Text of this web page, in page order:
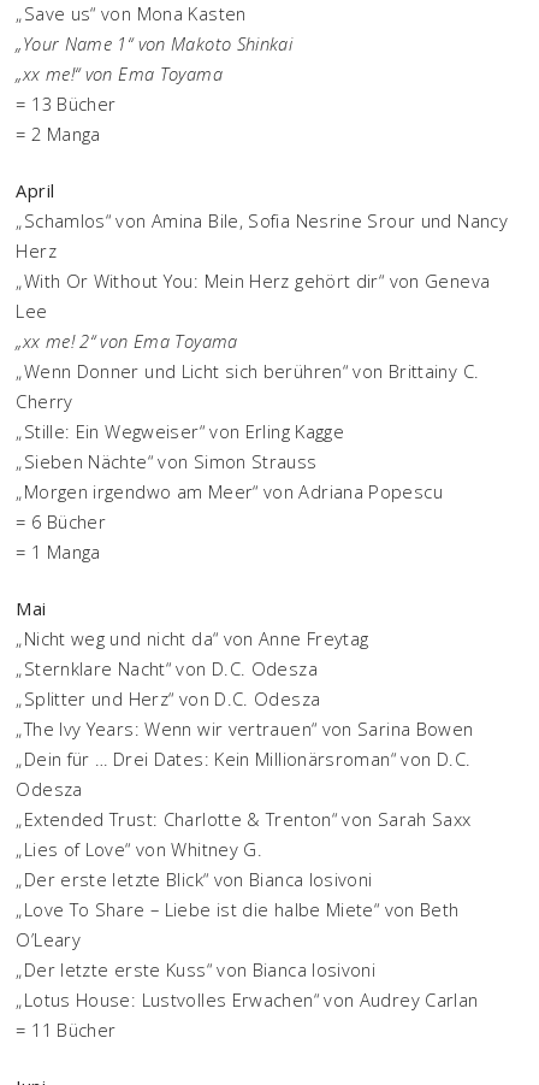
„Save us“ von Mona Kasten
„Your Name 1“ von Makoto Shinkai
„xx me!“ von Ema Toyama
= 13 Bücher
= 2 Manga
April
„Schamlos“ von Amina Bile, Sofia Nesrine Srour und Nancy
Herz
„With Or Without You: Mein Herz gehört dir“ von Geneva
Lee
„xx me! 2“ von Ema Toyama
„Wenn Donner und Licht sich berühren“ von Brittainy C.
Cherry
„Stille: Ein Wegweiser“ von Erling Kagge
„Sieben Nächte“ von Simon Strauss
„Morgen irgendwo am Meer“ von Adriana Popescu
= 6 Bücher
= 1 Manga
Mai
„Nicht weg und nicht da“ von Anne Freytag
„Sternklare Nacht“ von D.C. Odesza
„Splitter und Herz“ von D.C. Odesza
„The Ivy Years: Wenn wir vertrauen“ von Sarina Bowen
„Dein für … Drei Dates: Kein Millionärsroman“ von D.C.
Odesza
„Extended Trust: Charlotte & Trenton“ von Sarah Saxx
„Lies of Love“ von Whitney G.
„Der erste letzte Blick“ von Bianca Iosivoni
„Love To Share – Liebe ist die halbe Miete“ von Beth
O’Leary
„Der letzte erste Kuss“ von Bianca Iosivoni
„Lotus House: Lustvolles Erwachen“ von Audrey Carlan
= 11 Bücher